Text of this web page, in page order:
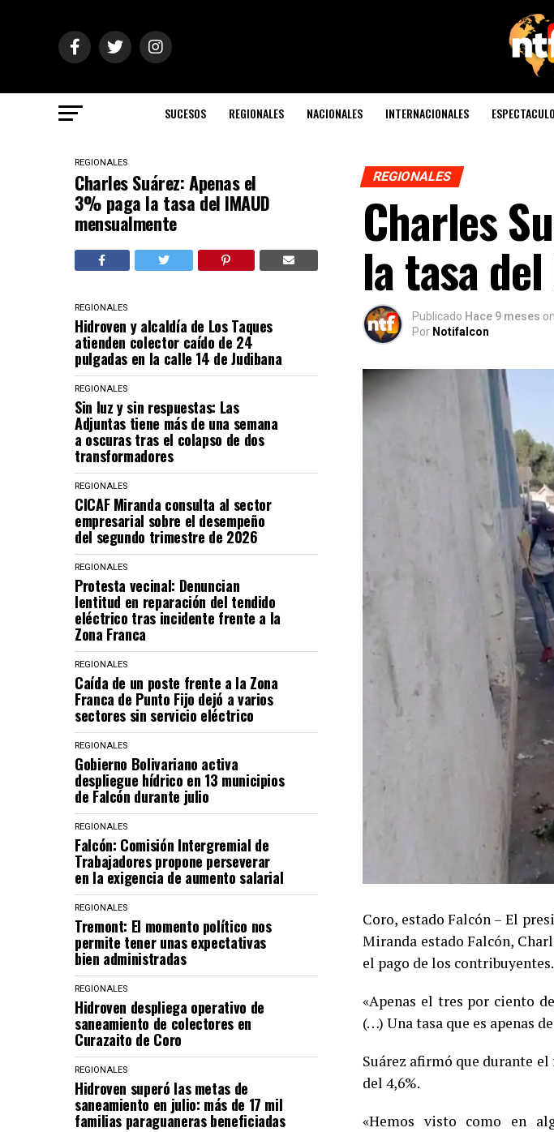
SUCESOS REGIONALES NACIONALES INTERNACIONALES
REGIONALES
Charles Suárez: Apenas el
3% paga la tasa del IMAUD
mensualmente
REGIONALES
Hidroven y alcaldía de Los Taques
atienden colector caído de 24
pulgadas en la calle 14 de Judibana
REGIONALES
Sin luz y sin respuestas: Las
Adjuntas tiene más de una semana
a oscuras tras el colapso de dos
transformadores
REGIONALES
CICAF Miranda consulta al sector
empresarial sobre el desempeño
del segundo trimestre de 2026
REGIONALES
Protesta vecinal: Denuncian
lentitud en reparación del tendido
eléctrico tras incidente frente a la
Zona Franca
REGIONALES
Caída de un poste frente a la Zona
Franca de Punto Fijo dejó a varios
sectores sin servicio eléctrico
REGIONALES
Gobierno Bolivariano activa
despliegue hídrico en 13 municipios
de Falcón durante julio
REGIONALES
Falcón: Comisión Intergremial de
Trabajadores propone perseverar
en la exigencia de aumento salarial
REGIONALES
Tremont: El momento político nos
permite tener unas expectativas
bien administradas
REGIONALES
Hidroven despliega operativo de
saneamiento de colectores en
Curazaito de Coro
REGIONALES
Hidroven superó las metas de
saneamiento en julio: más de 17 mil
familias paraguaneras beneficiadas
REGIONALES
Charles
la tasa
Publicado Hace 9 meses on
Por Notifalcon
Coro, estado Falcón – El
Miranda estado Falcón,
el pago de los contribuyentes.
«Apenas el tres por ciento
(…) Una tasa que es apenas
Suárez afirmó que durante
del 4,6%.
«Hemos visto como en